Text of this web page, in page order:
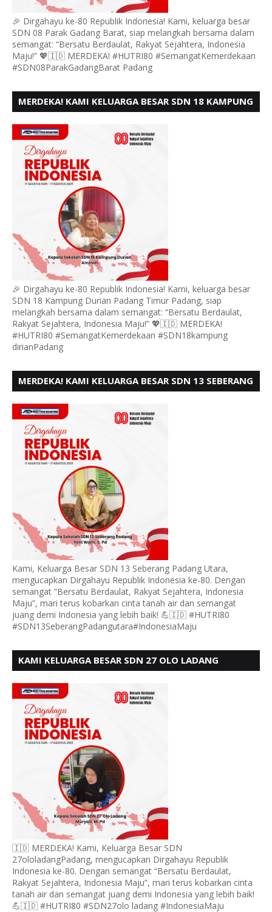
🎉 Dirgahayu ke-80 Republik Indonesia! Kami, keluarga besar
SDN 08 Parak Gadang Barat, siap melangkah bersama dalam
semangat: “Bersatu Berdaulat, Rakyat Sejahtera, Indonesia
Maju!” 💖🇮🇩 MERDEKA! #HUTRI80 #SemangatKemerdekaan
#SDN08ParakGadangBarat Padang
MERDEKA! KAMI KELUARGA BESAR SDN 18 KAMPUNG
🎉 Dirgahayu ke-80 Republik Indonesia! Kami, keluarga besar
SDN 18 Kampung Durian Padang Timur Padang, siap
melangkah bersama dalam semangat: “Bersatu Berdaulat,
Rakyat Sejahtera, Indonesia Maju!” 💖🇮🇩 MERDEKA!
#HUTRI80 #SemangatKemerdekaan #SDN18kampung
dirianPadang
MERDEKA! KAMI KELUARGA BESAR SDN 13 SEBERANG
Kami, Keluarga Besar SDN 13 Seberang Padang Utara,
mengucapkan Dirgahayu Republik Indonesia ke-80. Dengan
semangat “Bersatu Berdaulat, Rakyat Sejahtera, Indonesia
Maju”, mari terus kobarkan cinta tanah air dan semangat
juang demi Indonesia yang lebih baik! 💪🇮🇩 #HUTRI80
#SDN13SeberangPadangutara#IndonesiaMaju
KAMI KELUARGA BESAR SDN 27 OLO LADANG
🇮🇩 MERDEKA! Kami, Keluarga Besar SDN
27ololadangPadang, mengucapkan Dirgahayu Republik
Indonesia ke-80. Dengan semangat “Bersatu Berdaulat,
Rakyat Sejahtera, Indonesia Maju”, mari terus kobarkan cinta
tanah air dan semangat juang demi Indonesia yang lebih baik!
💪🇮🇩 #HUTRI80 #SDN27olo ladang #IndonesiaMaju